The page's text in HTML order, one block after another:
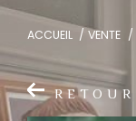
ACCUEIL VENTE
RETOUR